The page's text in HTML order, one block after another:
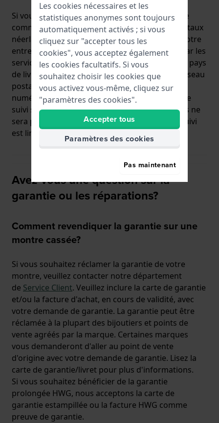
Si vous avez choisi l'optionStandard Parcel, votre
commande a été expédiée avec les services postaux
néerlandais. Dès que votre commande quitte notre
entrepôt, le colis a un numéro de suivi donné par les
services postaux néerlandais. À l'arrivée dans le pays
de livraison, un nouveau numéro de suivi ,du réseau
postal local, est remis au colis. Souvent, ces
numéros de suivi ne sont pas liés, et avec cela, le
suivi se perd. Cela ne signifie pas que votre colis ne
sera pas livré, cela signifie simplement que le suivi
est limité.
Avez-vous une question sur la
garantie ou les réparations?
Comment revendiquer la garantie sur une
montre cassée?
Si vous souhaitez réclamer la garantie de votre
montre, veuillez contacter notre département
de Service Client. Veuillez inclure la carte de garantie
et/ou la facture d'achat, en cours de validité, avec
votre demande de garantie. La garantie peut être
réclamée à la plupart des bijoutiers et points de
vente agréés par la marque. Certaines marques
vous demanderont d'aller au point de vente
d'origine avec votre demande de garantie. Lisez la
carte de garantie/livret pour plus d'informations.
Si vous souhaitez bénéficier de la garantie
prolongée HWG, nous acceptons la carte de
garantie estampillée ou la facture HWG comme
preuve de garantie.
Les cookies nécessaires et les
statistiques anonymes sont toujours
automatiquement activés ; si vous
cliquez sur "accepter tous les
cookies", vous acceptez également
les cookies facultatifs. Si vous
souhaitez choisir les cookies que
vous activez vous-même, cliquez sur
"paramètres des cookies".
Accepter tous
Paramètres des cookies
Pas maintenant